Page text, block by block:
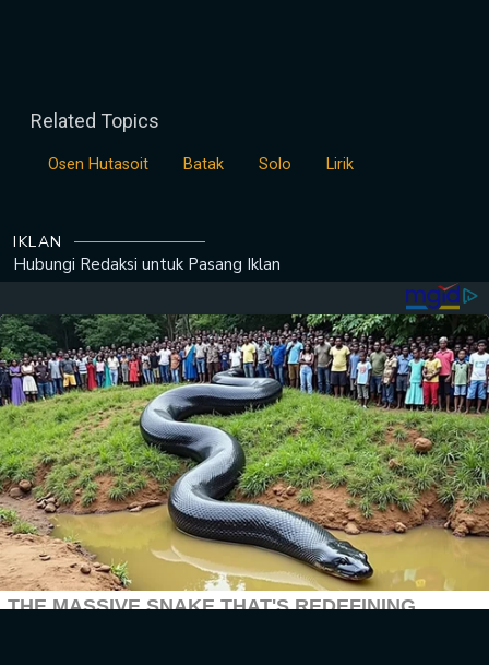
Related Topics
Osen Hutasoit Batak Solo Lirik
IKLAN
Hubungi Redaksi untuk Pasang Iklan